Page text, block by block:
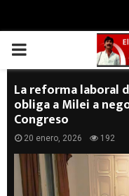
PRIMARY
MENU
La reforma laboral
obliga a Milei a
Congreso
20 enero, 2026 192